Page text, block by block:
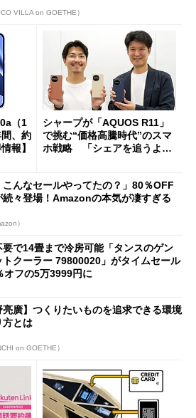
VILLA on GOETHE）
（1
、約
報】
シャープが「AQUOS R11」
で挑む“価格高騰時代”のスマ
ホ戦略 「シェアを追うより
こんなセールやってたの？」80％OFF
続々登場！Amazonの本気が凄すぎる
）
要で14畳まで冷房可能「タンスのゲン
トクーラー 79800020」がタイムセール
オフの5万3999円に
亮廣】つくりたいものを追求できる環境
方とは
on GOETHE）